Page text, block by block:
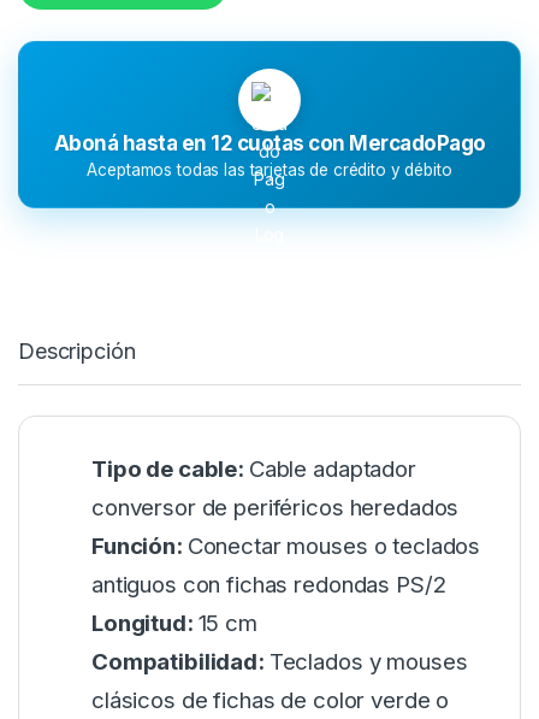
Aboná hasta en 12 cuotas con MercadoPago
Aceptamos todas las tarjetas de crédito y débito
Descripción
Tipo de cable: Cable adaptador
conversor de periféricos heredados
Función: Conectar mouses o teclados
antiguos con fichas redondas PS/2
Longitud: 15 cm
Compatibilidad: Teclados y mouses
clásicos de fichas de color verde o